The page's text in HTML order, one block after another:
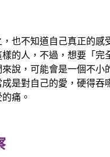
也不知道自己真正的
的人，不過，想要「
說，可能會是一個不小
是對自己的愛，硬得吞
痛。